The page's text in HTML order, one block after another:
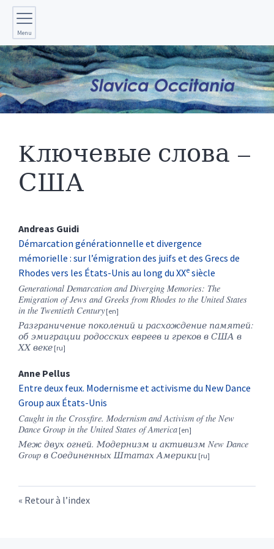
Menu
Kлючевые слова –
США
Andreas Guidi
Démarcation générationnelle et divergence
mémorielle : sur l’émigration des juifs et des Grecs de
Rhodes vers les États-Unis au long du XXe siècle
Generational Demarcation and Diverging Memories: The
Emigration of Jews and Greeks from Rhodes to the United States
in the Twentieth Century
Разграничение поколений и расхождение памятей:
об эмиграции родосских евреев и греков в США в
ХХ веке
Anne Pellus
Entre deux feux. Modernisme et activisme du New Dance
Group aux États-Unis
Caught in the Crossfire. Modernism and Activism of the New
Dance Group in the United States of America
Меж двух огней. Модернизм и активизм New Dance
Group в Соединенных Штатах Америки
Retour à l’index